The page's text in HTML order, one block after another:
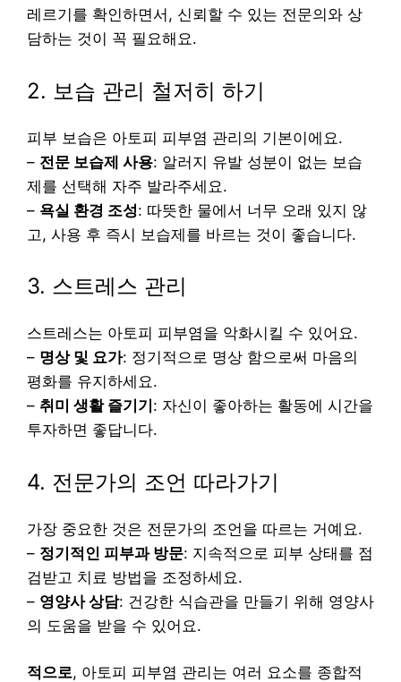
레르기를 확인하면서, 신뢰할 수 있는 전문의와 상
담하는 것이 꼭 필요해요.
2. 보습 관리 철저히 하기
피부 보습은 아토피 피부염 관리의 기본이에요.
– 전문 보습제 사용: 알러지 유발 성분이 없는 보습
제를 선택해 자주 발라주세요.
– 욕실 환경 조성: 따뜻한 물에서 너무 오래 있지 않
고, 사용 후 즉시 보습제를 바르는 것이 좋습니다.
3. 스트레스 관리
스트레스는 아토피 피부염을 악화시킬 수 있어요.
– 명상 및 요가: 정기적으로 명상 함으로써 마음의
평화를 유지하세요.
– 취미 생활 즐기기 : 자신이 좋아하는 활동에 시간을
투자하면 좋답니다.
4. 전문가의 조언 따라가기
가장 중요한 것은 전문가의 조언을 따르는 거예요.
– 정기적인 피부과 방문: 지속적으로 피부 상태를 점
검받고 치료 방법을 조정하세요.
– 영양사 상담: 건강한 식습관을 만들기 위해 영양사
의 도움을 받을 수 있어요.
적으로, 아토피 피부염 관리는 여러 요소를 종합적